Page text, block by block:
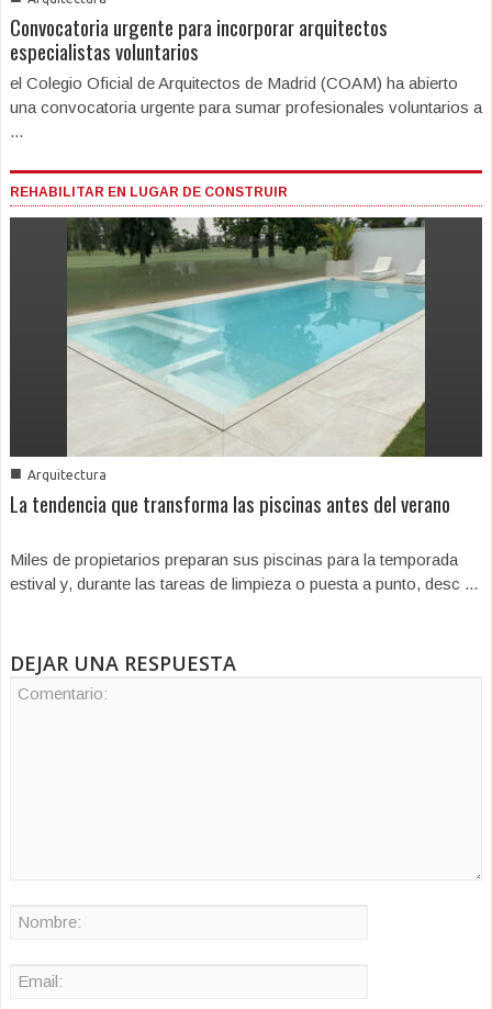
Convocatoria urgente para incorporar arquitectos
especialistas voluntarios
el Colegio Oficial de Arquitectos de Madrid (COAM) ha abierto
una convocatoria urgente para sumar profesionales voluntarios a
...
REHABILITAR EN LUGAR DE CONSTRUIR
■ Arquitectura
La tendencia que transforma las piscinas antes del verano
Miles de propietarios preparan sus piscinas para la temporada
estival y, durante las tareas de limpieza o puesta a punto, desc ...
DEJAR UNA RESPUESTA